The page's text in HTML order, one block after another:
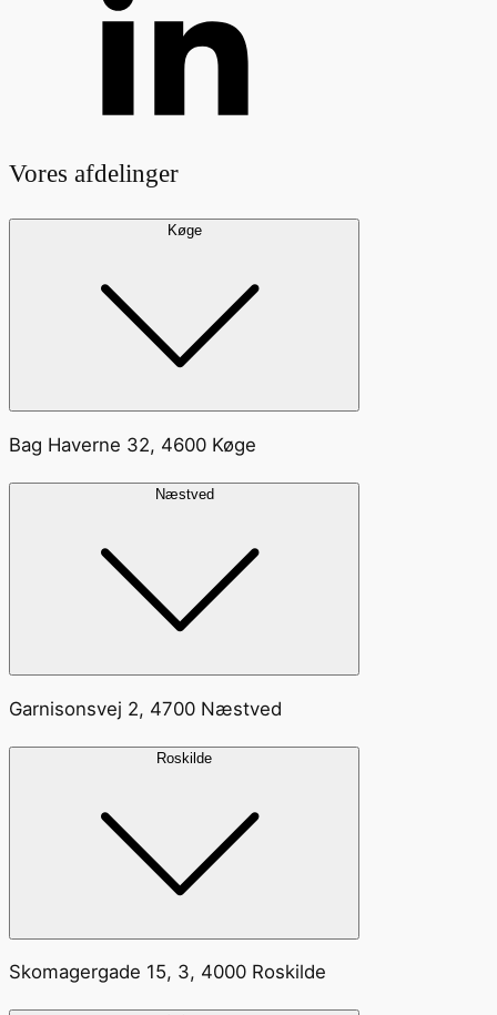
Vores afdelinger
Køge
Bag Haverne 32, 4600 Køge
Næstved
Garnisonsvej 2, 4700 Næstved
Roskilde
Skomagergade 15, 3, 4000 Roskilde